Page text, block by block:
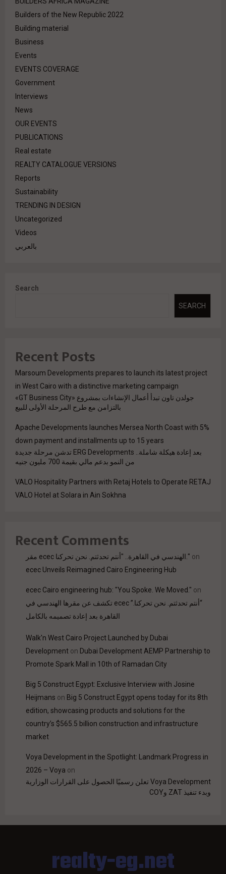
Builders of the New Republic 2022
Building material
Business
Events
EVENTS COVERAGE
Government
Interviews
News
OUR EVENTS
PUBLICATIONS
Real estate
REALTY CATALOGUE VERSIONS
Reports
Sustainability
TRENDING IN DESIGN
Uncategorized
Videos
بالعربي
Search
SEARCH
Recent Posts
Marsoum Developments prepares to launch its latest project
in West Cairo with a distinctive marketing campaign
جولدن تاون تبدأ أعمال الإنشاءات بمشروع «GT Business City»
بالتزامن مع طرح المرحلة الأولى للبيع
Apache Developments launches Mersea North Coast with 5%
down payment and installments up to 15 years
بعد إعادة هيكلة شاملة.. ERG Developments تدشن مرحلة جديدة
من النمو بدعم مالي بقيمة 700 مليون جنيه
VALO Hospitality Partners with Retaj Hotels to Operate RETAJ
VALO Hotel at Solara in Ain Sokhna
Recent Comments
مقر ecec الهندسي في القاهرة.. "أنتم تحدثتم. نحن تحركنا." on
ecec Unveils Reimagined Cairo Engineering Hub
ecec Cairo engineering hub: "You Spoke. We Moved." on
“أنتم تحدثتم. نحن تحركنا.” ecec تكشف عن مقرها الهندسي في
القاهرة بعد إعادة تصميمه بالكامل
Walk'n West Cairo Project Launched by Dubai
Development on Dubai Development AEMP Partnership to
Promote Spark Mall in 10th of Ramadan City
Big 5 Construct Egypt: Exclusive Interview with Josine
Heijmans on Big 5 Construct Egypt opens today for its 8th
edition, showcasing products and solutions for the
country’s $565.5 billion construction and infrastructure
market
Voya Development in the Spotlight: Landmark Progress in
2026 – Voya on
Voya Development تعلن رسميًا الحصول على القرارات الوزارية
وبدء تنفيذ ZAT وCOY
realty-eg.net